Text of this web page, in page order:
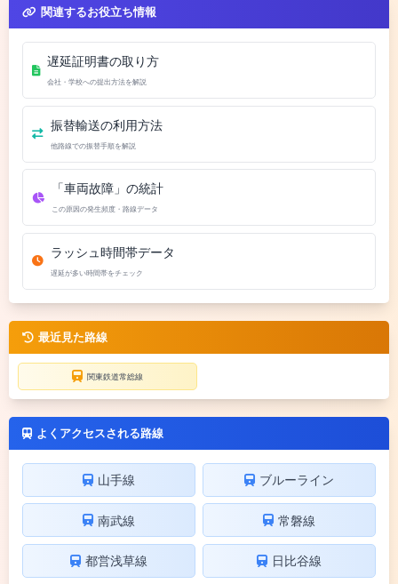
関連するお役立ち情報
遅延証明書の取り方
会社・学校への提出方法を解説
振替輸送の利用方法
他路線での振替手順を解説
「車両故障」の統計
この原因の発生頻度・路線データ
ラッシュ時間帯データ
遅延が多い時間帯をチェック
最近見た路線
関東鉄道常総線
よくアクセスされる路線
山手線 ブルーライン
南武線 常磐線
都営浅草線 日比谷線